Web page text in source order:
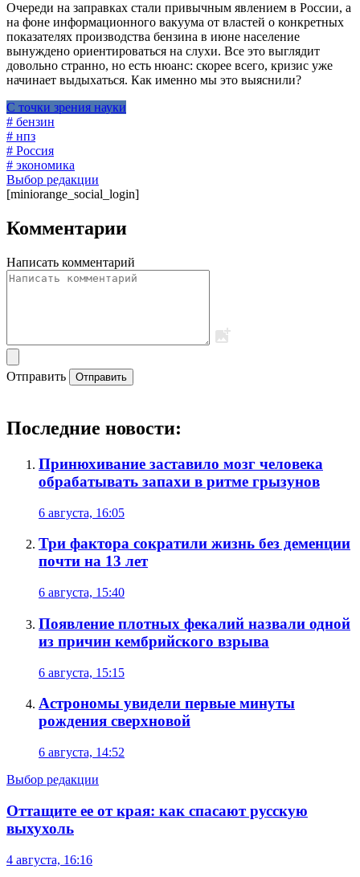
Очереди на заправках стали привычным явлением в России, а
на фоне информационного вакуума от властей о конкретных
показателях производства бензина в июне население
вынуждено ориентироваться на слухи. Все это выглядит
довольно странно, но есть нюанс: скорее всего, кризис уже
начинает выдыхаться. Как именно мы это выяснили?
С точки зрения науки
# бензин
# нпз
# Россия
# экономика
Выбор редакции
[miniorange_social_login]
Комментарии
Написать комментарий
Отправить Отправить
Последние новости:
Принюхивание заставило мозг человека
обрабатывать запахи в ритме грызунов
6 августа, 16:05
Три фактора сократили жизнь без деменции
почти на 13 лет
6 августа, 15:40
Появление плотных фекалий назвали одной
из причин кембрийского взрыва
6 августа, 15:15
Астрономы увидели первые минуты
рождения сверхновой
6 августа, 14:52
Выбор редакции
Оттащите ее от края: как спасают русскую
выхухоль
4 августа, 16:16